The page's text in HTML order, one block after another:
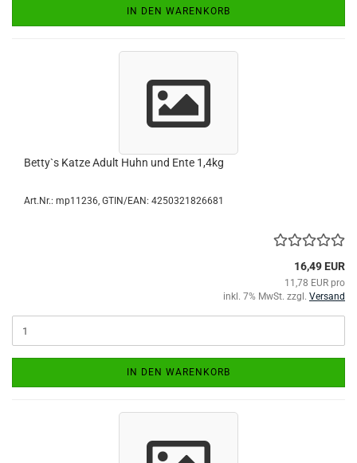
IN DEN WARENKORB
Betty`s Katze Adult Huhn und Ente 1,4kg
Art.Nr.: mp11236 GTIN/EAN: 4250321826681
16,49 EUR
11,78 EUR pro
inkl. 7% MwSt. zzgl. Versand
IN DEN WARENKORB